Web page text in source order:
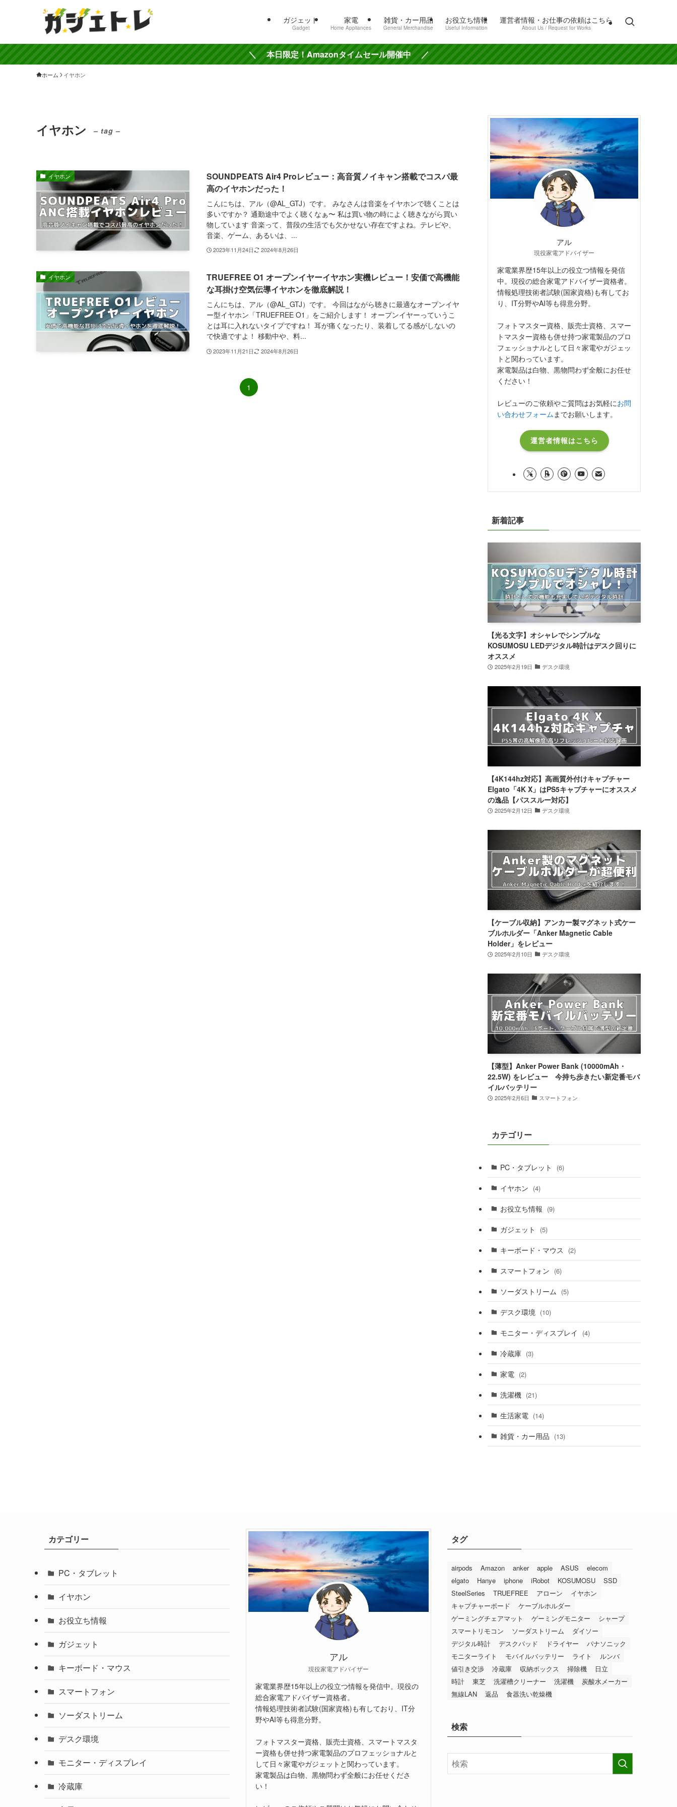
ガジェット
Gadget
家電
Home Appliances
雑貨・カー用品
General Merchandise
お役立ち情報
Useful Information
運営者情報・お仕事の依頼はこちら
About Us / Request for Works
＼ 本日限定！Amazonタイムセール開催中 ／
ホーム イヤホン
イヤホン – tag –
イヤホン
SOUNDPEATS Air4 Proレビュー：高音質ノイキャン搭載でコスパ最
高のイヤホンだった！
こんにちは、アル（@AL_GTJ）です。 みなさんは音楽をイヤホンで聴くことは
多いですか？ 通勤途中でよく聴くなぁ〜 私は買い物の時によく聴きながら買い
物しています 音楽って、普段の生活でも欠かせない存在ですよね。テレビや、
音楽、ゲーム、あるいは、...
2023年11月24日 2024年8月26日
イヤホン
TRUEFREE O1 オープンイヤーイヤホン実機レビュー！安価で高機能
な耳掛け空気伝導イヤホンを徹底解説！
こんにちは、アル（@AL_GTJ）です。 今回はながら聴きに最適なオープンイヤ
ー型イヤホン「TRUEFREE O1」をご紹介します！ オープンイヤーっていうこ
とは耳に入れないタイプですね！ 耳が痛くなったり、装着してる感がしないの
で快適ですよ！ 移動中や、料...
2023年11月21日 2024年8月26日
1
アル
現役家電アドバイザー
家電業界歴15年以上の役立つ情報を発信
中。現役の総合家電アドバイザー資格者。
情報処理技術者試験(国家資格)も有してお
り、IT分野やAI等も得意分野。
フォトマスター資格、販売士資格、スマー
トマスター資格も併せ持つ家電製品のプロ
フェッショナルとして日々家電やガジェッ
トと関わっています。
家電製品は白物、黒物問わず全般にお任せ
ください！
レビューのご依頼やご質問はお気軽にお問
い合わせフォーム までお願いします。
運営者情報はこちら
新着記事
【光る文字】オシャレでシンプルな
KOSUMOSU LEDデジタル時計はデスク回りに
オススメ
2025年2月19日 デスク環境
【4K144hz対応】高画質外付けキャプチャー
Elgato「4K X」はPS5キャプチャーにオススメ
の逸品【パススルー対応】
2025年2月12日 デスク環境
【ケーブル収納】アンカー製マグネット式ケー
ブルホルダー「Anker Magnetic Cable
Holder」をレビュー
2025年2月10日 デスク環境
【薄型】Anker Power Bank (10000mAh・
22.5W) をレビュー 今持ち歩きたい新定番モバ
イルバッテリー
2025年2月6日 スマートフォン
カテゴリー
PC・タブレット (6)
イヤホン (4)
お役立ち情報 (9)
ガジェット (5)
キーボード・マウス (2)
スマートフォン (6)
ソーダストリーム (5)
デスク環境 (10)
モニター・ディスプレイ (4)
冷蔵庫 (3)
家電 (2)
洗濯機 (21)
生活家電 (14)
雑貨・カー用品 (13)
カテゴリー
PC・タブレット
イヤホン
お役立ち情報
ガジェット
キーボード・マウス
スマートフォン
ソーダストリーム
デスク環境
モニター・ディスプレイ
冷蔵庫
アル
現役家電アドバイザー
家電業界歴15年以上の役立つ情報を発信中。現役の
総合家電アドバイザー資格者。
情報処理技術者試験(国家資格)も有しており、IT分
野やAI等も得意分野。
フォトマスター資格、販売士資格、スマートマスタ
ー資格も併せ持つ家電製品のプロフェッショナルと
して日々家電やガジェットと関わっています。
家電製品は白物、黒物問わず全般にお任せくださ
い！
タグ
airpods Amazon anker apple ASUS
elecom
elgato
Hanye iphone iRobot KOSUMOSU
SSD
SteelSeries
TRUEFREE アローン
イヤホン
キャプチャーボード
ケーブルホルダー
ゲーミングチェアマット
ゲーミングモニター
シャープ
スマートリモコン
ソーダストリーム
ダイソー
デジタル時計
デスクパッド ドライヤー
パナソニック
モニターライト
モバイルバッテリー ライト
ルンバ
値引き交渉
冷蔵庫 収納ボックス 掃除機
日立
時計
東芝 洗濯槽クリーナー 洗濯機
炭酸水メーカー
無線LAN
返品 食器洗い乾燥機
検索